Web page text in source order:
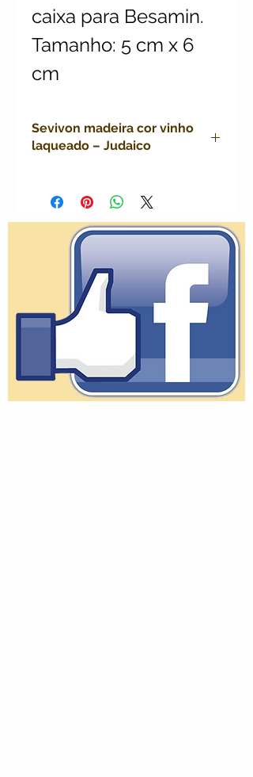
caixa para Besamin.
Tamanho: 5 cm x 6
cm
Sevivon madeira cor vinho
laqueado – Judaico